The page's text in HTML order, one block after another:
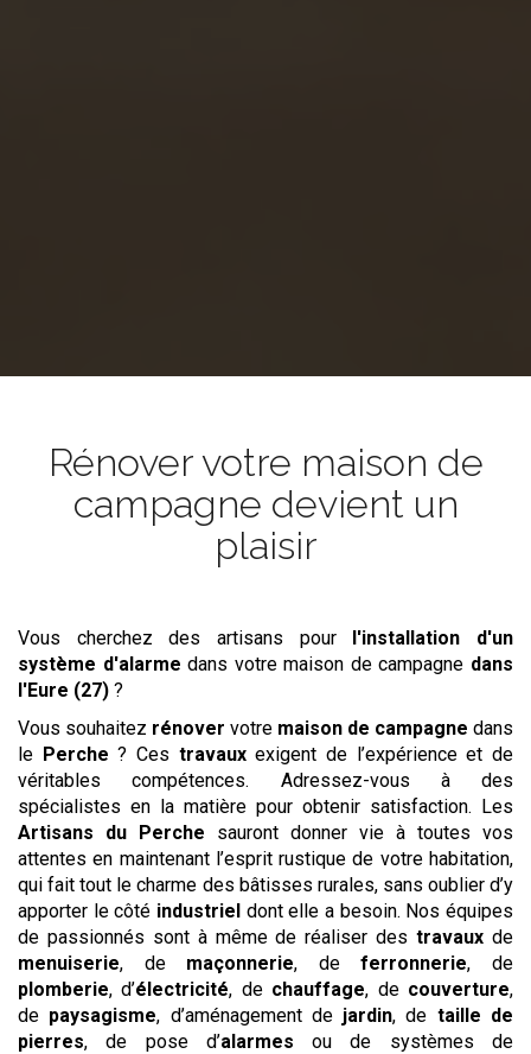
Rénover votre maison de
campagne devient un
plaisir
Vous cherchez des artisans pour l'installation d'un
système d'alarme dans votre maison de campagne dans
l'Eure (27) ?
Vous souhaitez rénover votre maison de campagne dans
le Perche ? Ces travauxexigent de l’expérience et de
véritables compétences. Adressez-vous à des
spécialistes en la matière pour obtenir satisfaction. Les
Artisans du Perche sauront donner vie à toutes vos
attentes en maintenant l’esprit rustique de votre habitation,
qui fait tout le charme des bâtisses rurales, sans oublier d’y
apporter le côté industriel dont elle a besoin. Nos équipes
de passionnés sont à même de réaliser destravaux de
menuiserie, de maçonnerie, deferronnerie, de
plomberie, d’électricité, de chauffage, de couverture,
de paysagisme, d’aménagement de jardin, de taille de
pierres, de pose d’alarmes ou de systèmes de